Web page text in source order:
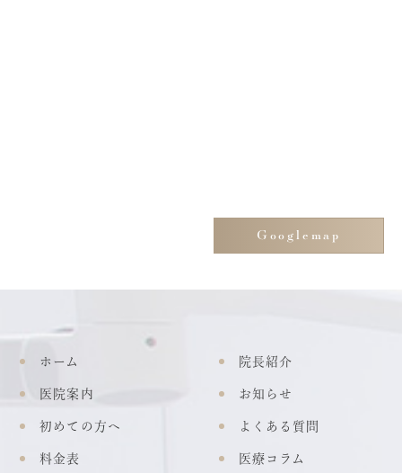
Googlemap
ホーム 院長紹介
医院案内 お知らせ
初めての方へ よくある質問
料金表 医療コラム